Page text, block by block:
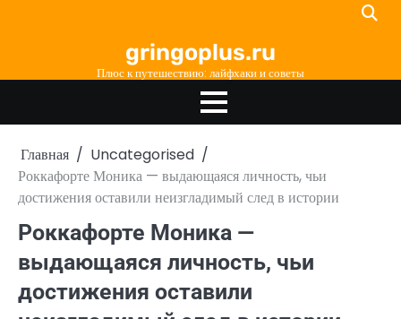
gringoplus.ru
Плюс к путешествию: лайфхаки и советы
Главная
Uncategorised
Роккафорте Моника — выдающаяся личность, чьи
достижения оставили неизгладимый след в истории
Роккафорте Моника —
выдающаяся личность, чьи
достижения оставили